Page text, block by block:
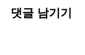
댓글 남기기